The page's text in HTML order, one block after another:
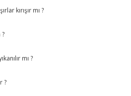
kırışır mı ?
mı ?
?